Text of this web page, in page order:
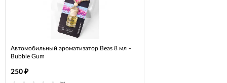
Автомобильный ароматизатор Beas 8 мл –
Bubble Gum
250 ₽